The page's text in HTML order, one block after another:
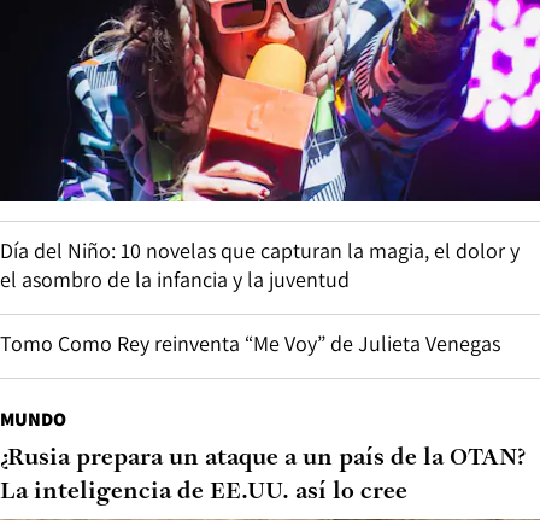
Día del Niño: 10 novelas que capturan la magia, el dolor y
el asombro de la infancia y la juventud
Tomo Como Rey reinventa “Me Voy” de Julieta Venegas
MUNDO
¿Rusia prepara un ataque a un país de la OTAN?
La inteligencia de EE.UU. así lo cree